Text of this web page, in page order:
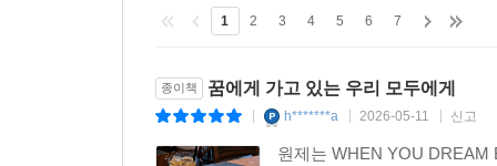
여행길의 시작이라고 믿어요.
“될 리가 없잖아!” 하고 비웃는 사람이 있으면 보
여러분의 꿈은 너무도 커서 무엇에도 가려지지 않
바로 지금, 이 순간 커다란 꿈의 씨앗이 싹 틀 거예
- 김여진(초등 교사, 그림책 번역가, 좋아서하는어
1 2 3 4 5 6 7
종이책 꿈에게 가고 있는 우리 모두에게
h*******a 2026-05-11 신고
원제는 WHEN YOU DREAM